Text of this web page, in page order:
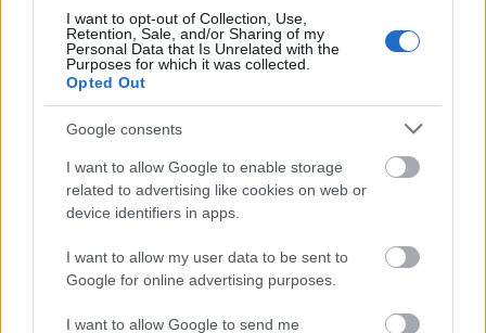
I want to opt-out of Collection, Use,
Retention, Sale, and/or Sharing of my
Personal Data that Is Unrelated with the
Purposes for which it was collected.
Opted Out
Google consents
I want to allow Google to enable storage
related to advertising like cookies on web or
device identifiers in apps.
I want to allow my user data to be sent to
Google for online advertising purposes.
I want to allow Google to send me